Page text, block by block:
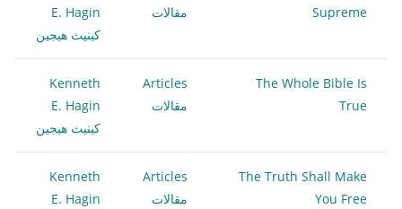
Supreme
مقالات
E. Hagin
كينيث هيجين
The Whole Bible Is
True
Articles
مقالات
Kenneth
E. Hagin
كينيث هيجين
The Truth Shall Make
You Free
Articles
مقالات
Kenneth
E. Hagin